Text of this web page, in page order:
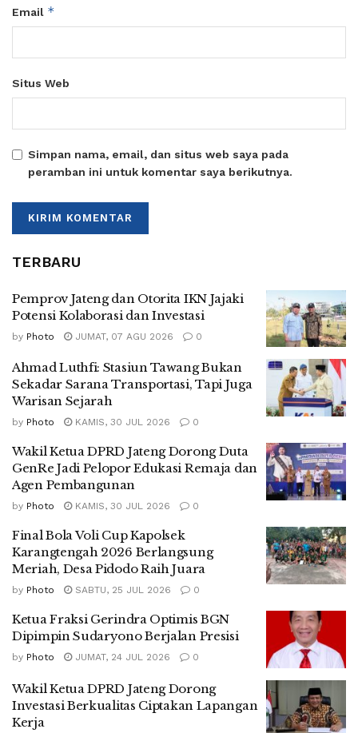
Email *
Situs Web
Simpan nama, email, dan situs web saya pada
peramban ini untuk komentar saya berikutnya.
TERBARU
Pemprov Jateng dan Otorita IKN Jajaki
Potensi Kolaborasi dan Investasi
by Photo JUMAT, 07 AGU 2026 0
Ahmad Luthfi: Stasiun Tawang Bukan
Sekadar Sarana Transportasi, Tapi Juga
Warisan Sejarah
by Photo KAMIS, 30 JUL 2026 0
Wakil Ketua DPRD Jateng Dorong Duta
GenRe Jadi Pelopor Edukasi Remaja dan
Agen Pembangunan
by Photo KAMIS, 30 JUL 2026 0
Final Bola Voli Cup Kapolsek
Karangtengah 2026 Berlangsung
Meriah, Desa Pidodo Raih Juara
by Photo SABTU, 25 JUL 2026 0
Ketua Fraksi Gerindra Optimis BGN
Dipimpin Sudaryono Berjalan Presisi
by Photo JUMAT, 24 JUL 2026 0
Wakil Ketua DPRD Jateng Dorong
Investasi Berkualitas Ciptakan Lapangan
Kerja